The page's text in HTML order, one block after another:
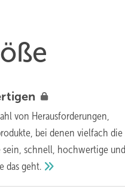
von Herausforderungen,
bei denen vielfach die
sein, schnell, hochwertige und
dasgeht.